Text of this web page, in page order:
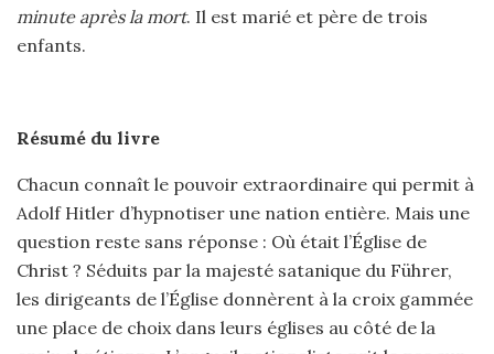
minute après la mort. Il est marié et père de trois
enfants.
Résumé du livre
Chacun connaît le pouvoir extraordinaire qui permit à
Adolf Hitler d’hypnotiser une nation entière. Mais une
question reste sans réponse : Où était l’Église de
Christ ? Séduits par la majesté satanique du Führer,
les dirigeants de l’Église donnèrent à la croix gammée
une place de choix dans leurs églises au côté de la